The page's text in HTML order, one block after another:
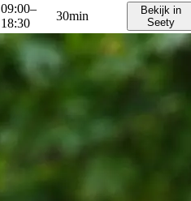
09:00–
18:30
30min
Bekijk in
Seety